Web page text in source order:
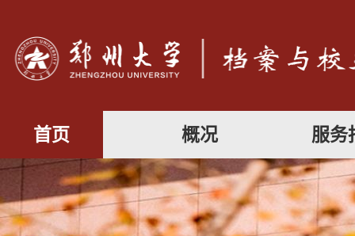
首页 概况 服务